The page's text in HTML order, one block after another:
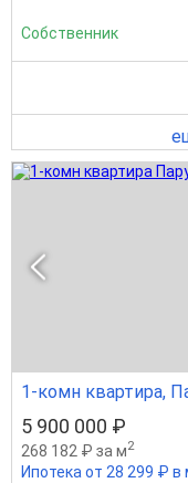
Собственник
1-комн квартира,
5 900 000 ₽
268 182 ₽ за м2
Ипотека от 28 299 ₽ в